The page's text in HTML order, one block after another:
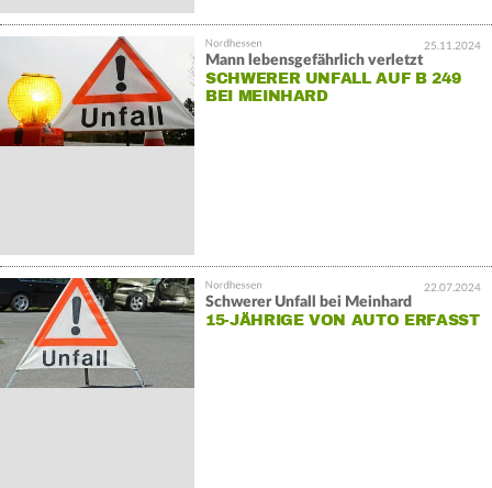
25.11.2024
Mann lebensgefährlich verletzt
SCHWERER UNFALL AUF B 249
BEI MEINHARD
22.07.2024
Schwerer Unfall bei Meinhard
15-JÄHRIGE VON AUTO ERFASST